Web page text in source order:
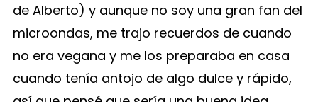
de Alberto) y aunque no soy una gran fan del
microondas, me trajo recuerdos de cuando
no era vegana y me los preparaba en casa
cuando tenía antojo de algo dulce y rápido,